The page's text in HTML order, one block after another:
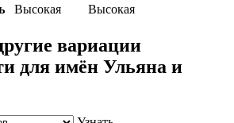
Высокая Высокая
вариации
для имён Ульяна и